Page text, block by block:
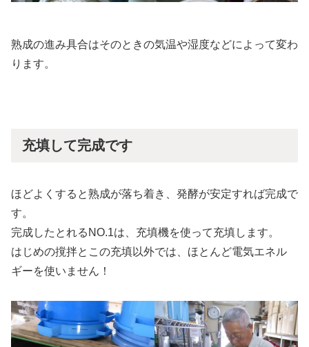
熟成の進み具合はそのときの気温や湿度などによって変わ
ります。
充填して完成です
ほどよくすると熟成が落ち着き、発酵が安定すれば完成で
す。
完成したとれるNO.1は、充填機を使って充填します。
はじめの撹拌とこの充填以外では、ほとんど電気エネル
ギーを使いません！